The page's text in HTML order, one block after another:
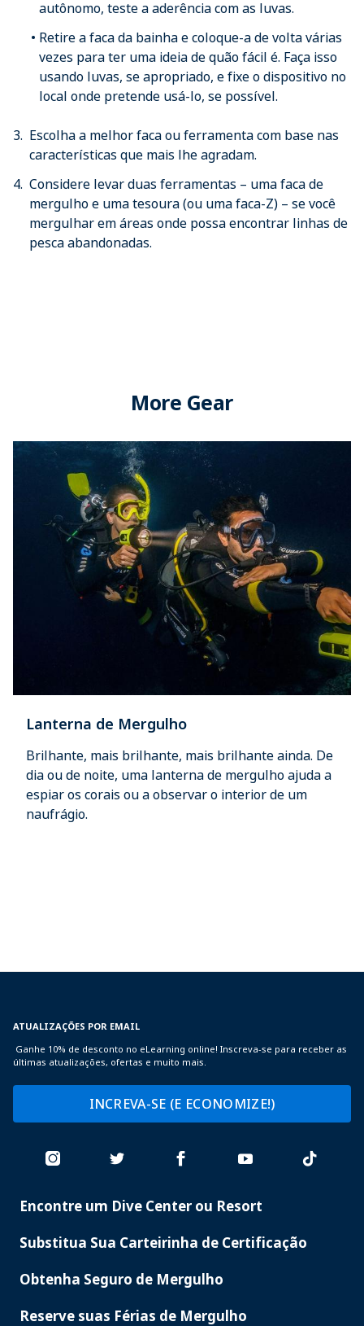
autônomo, teste a aderência com as luvas.
Retire a faca da bainha e coloque-a de volta várias
vezes para ter uma ideia de quão fácil é. Faça isso
usando luvas, se apropriado, e fixe o dispositivo no
local onde pretende usá-lo, se possível.
Escolha a melhor faca ou ferramenta com base nas
características que mais lhe agradam.
Considere levar duas ferramentas – uma faca de
mergulho e uma tesoura (ou uma faca-Z) – se você
mergulhar em áreas onde possa encontrar linhas de
pesca abandonadas.
More Gear
Lanterna de Mergulho
Brilhante, mais brilhante, mais brilhante ainda. De
dia ou de noite, uma lanterna de mergulho ajuda a
espiar os corais ou a observar o interior de um
naufrágio.
ATUALIZAÇÕES POR EMAIL
Ganhe 10% de desconto no eLearning online! Inscreva-se para receber as
últimas atualizações, ofertas e muito mais.
INCREVA-SE (E ECONOMIZE!)
PADI
Encontre um Dive Center ou Resort
Substitua Sua Carteirinha de Certificação
Obtenha Seguro de Mergulho
Reserve suas Férias de Mergulho